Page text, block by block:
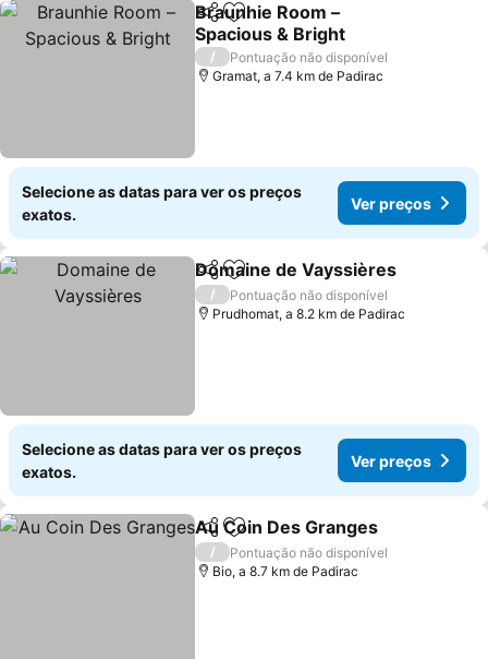
PartilharAdicionar aos favoritos
Braunhie Room –
Spacious & Bright
/
Pontuação não disponível
Gramat, a 7.4 km de Padirac
Selecione as datas para ver os preços
exatos.
Ver preços
PartilharAdicionar aos favoritos
Domaine de Vayssières
/
Pontuação não disponível
Prudhomat, a 8.2 km de Padirac
Selecione as datas para ver os preços
exatos.
Ver preços
PartilharAdicionar aos favoritos
Au Coin Des Granges
/
Pontuação não disponível
Bio, a 8.7 km de Padirac